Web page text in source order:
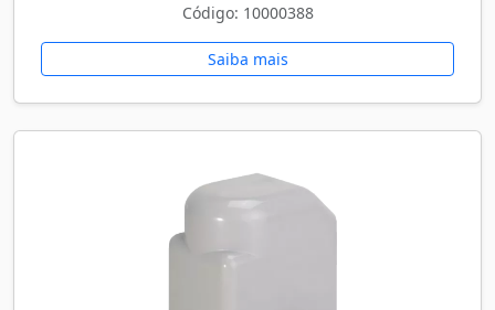
Código: 10000388
Saiba mais